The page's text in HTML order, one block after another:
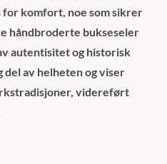
for komfort, noe som sikrer
håndbroderte bukseseler
autentisitet og historisk
av helheten og viser
videreført